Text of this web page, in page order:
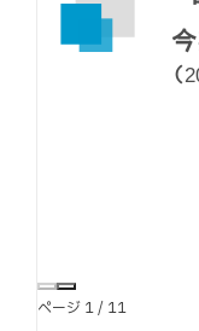
お知らせ
ページ 1/ 11